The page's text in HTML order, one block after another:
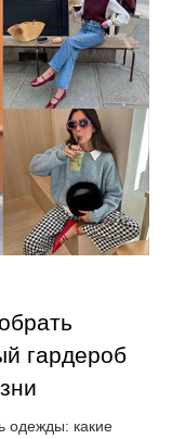
гардероб
одежды: какие